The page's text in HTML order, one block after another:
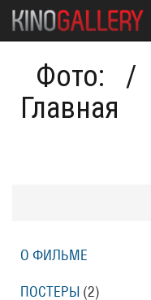
Фото:
Главная
/
О ФИЛЬМЕ
ПОСТЕРЫ (2)